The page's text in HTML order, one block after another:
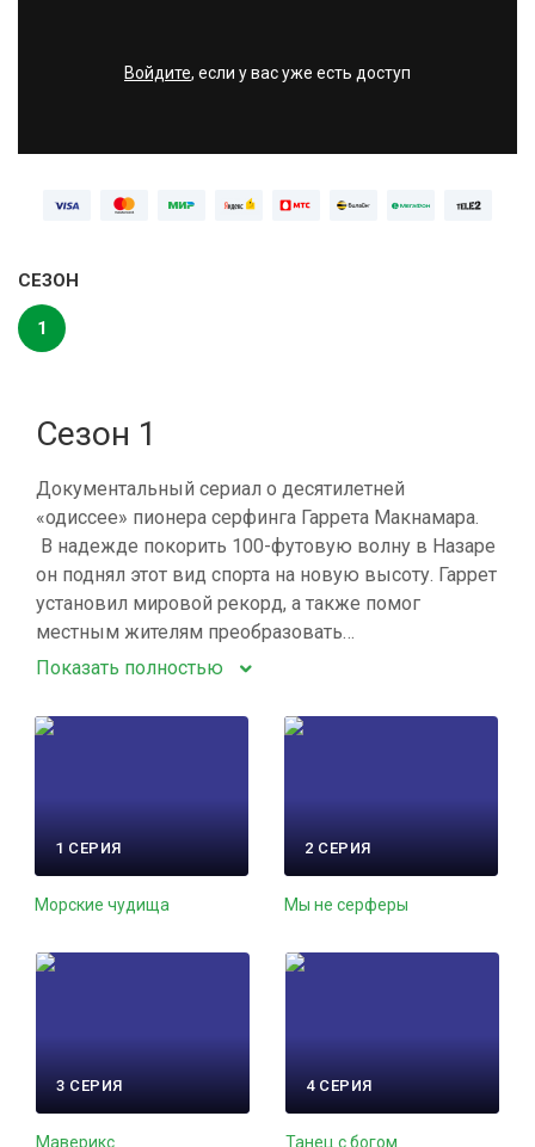
Войдите, если у вас уже есть доступ
СЕЗОН
1
Сезон 1
Документальный сериал о десятилетней
«одиссее» пионера серфинга Гаррета Макнамара.
В надежде покорить 100-футовую волну в Назаре
он поднял этот вид спорта на новую высоту. Гаррет
установил мировой рекорд, а также помог
местным жителям преобразовать…
Показать полностью
1 СЕРИЯ
Морские чудища
2 СЕРИЯ
Мы не серферы
3 СЕРИЯ
Маверикс
4 СЕРИЯ
Танец с богом